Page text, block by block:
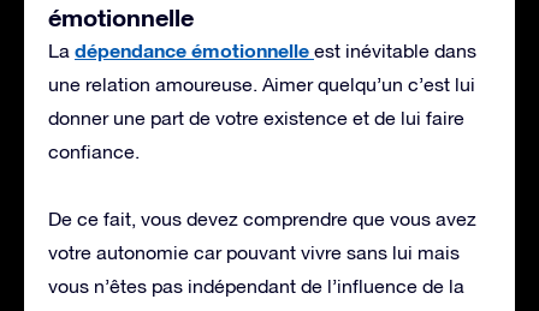
émotionnelle
La dépendance émotionnelle est inévitable dans
une relation amoureuse. Aimer quelqu’un c’est lui
donner une part de votre existence et de lui faire
confiance.
De ce fait, vous devez comprendre que vous avez
votre autonomie car pouvant vivre sans lui mais
vous n’êtes pas indépendant de l’influence de la